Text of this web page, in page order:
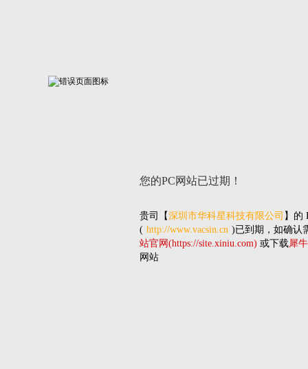
您的PC网站已过期！
贵司 【深圳市华科星科技有限公司 】的
( http://www.vacsin.cn )已到期，如确认
站官网(https://site.xiniu.com) 或下载犀
网站